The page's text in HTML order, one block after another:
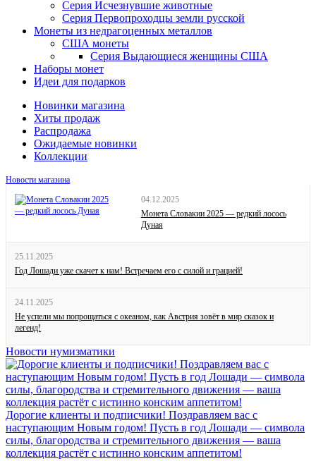
Серия Исчезнувшие животные
Серия Первопроходцы земли русской
Монеты из недрагоценных металлов
США монеты
Серия Выдающиеся женщины США
Наборы монет
Идеи для подарков
Новинки магазина
Хиты продаж
Распродажа
Ожидаемые новинки
Коллекции
Новости магазина
04.12.2025
Монета Словакии 2025 — редкий лосось
Дуная
25.11.2025
Год Лошади уже скачет к нам! Встречаем его с силой и грацией!
24.11.2025
Не успели мы попрощаться с океаном, как Австрия зовёт в мир сказок и
легенд!
Новости нумизматики
Дорогие клиенты и подписчики! Поздравляем вас с
наступающим Новым годом! Пусть в год Лошади — символа
силы, благородства и стремительного движения — ваша
коллекция растёт с истинно конским аппетитом!